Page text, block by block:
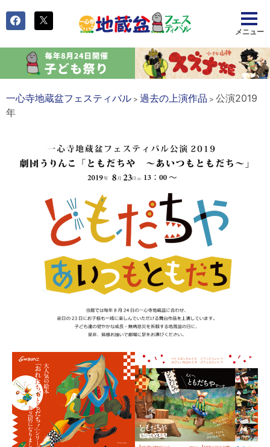
一心寺地蔵盆フェスティバル > 過去の上演作品 > 公演2019
年